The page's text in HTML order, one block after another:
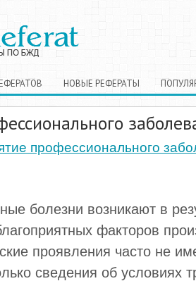
НОВЫЕ РЕФЕРАТЫ
профессионального
болезни возникают в
факторов
проявления часто не
сведения об условиях